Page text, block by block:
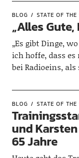
BLOG STATE OF THE
„Alles Gute,
„Es gibt Dinge,
ich hoffe, dass
bei Radioeins,
BLOG STATE OF THE
und
65 Jahre